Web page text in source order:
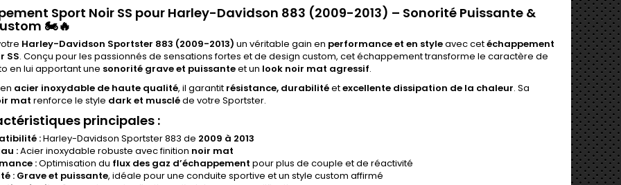
Sport Noir SS pour Harley-Davidson 883 (2009-2013) – Sonorité Puissante &
🏍️🔥
Harley-Davidson Sportster 883 (2009-2013) un véritable gain en performance et en styleavec cetéchappement
SS. Conçu pour les passionnés de sensations fortes et de design custom, cet échappement transforme le caractère de
en lui apportant une sonorité grave et puissanteet un look noir mat agressif.
acier inoxydable de haute qualité, il garantit résistance, durabilitéetexcellente dissipation de la chaleur. Sa
mat renforce le style dark et muscléde votre Sportster.
principales :
:Harley-Davidson Sportster 883 de 2009 à 2013
:Acier inoxydable robuste avec finition noir mat
:Optimisation du flux des gaz d’échappement pour plus de couple et de réactivité
: Grave et puissante, idéale pour une conduite sportive et un style custom affirmé